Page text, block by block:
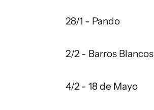
28/1 - Pando
2/2 - Barros Blancos
4/2 - 18 de Mayo